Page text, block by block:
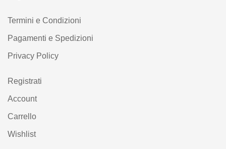
Termini e Condizioni
Pagamenti e Spedizioni
Privacy Policy
Registrati
Account
Carrello
Wishlist